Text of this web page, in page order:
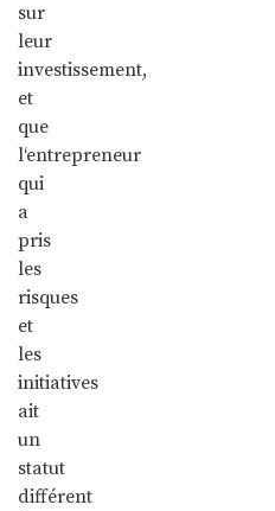
sur
leur
investissement,
et
que
l‘entrepreneur
qui
a
pris
les
risques
et
les
initiatives
ait
un
statut
différent